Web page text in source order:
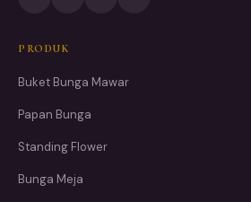
PRODUK
Buket Bunga Mawar
Papan Bunga
Standing Flower
Bunga Meja